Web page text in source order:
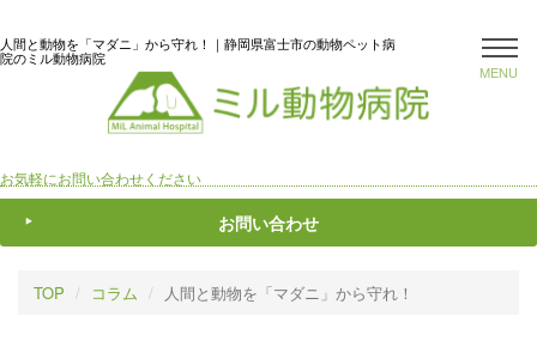
MENU
人間と動物を「マダニ」から守れ！｜静岡県富士市の動物ペット病
院のミル動物病院
お気軽にお問い合わせください
お問い合わせ
TOP コラム 人間と動物を「マダニ」から守れ！